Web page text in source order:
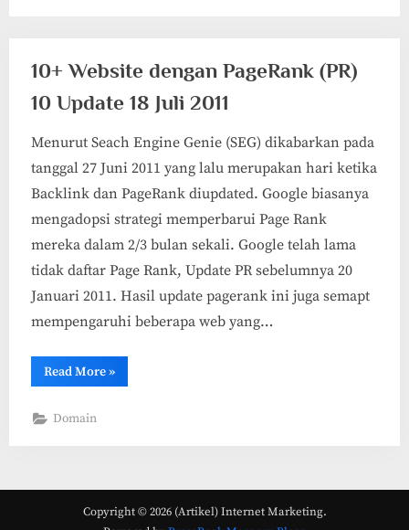
10+ Website dengan PageRank (PR)
10 Update 18 Juli 2011
Menurut Seach Engine Genie (SEG) dikabarkan pada
tanggal 27 Juni 2011 yang lalu merupakan hari ketika
Backlink dan PageRank diupdated. Google biasanya
mengadopsi strategi memperbarui Page Rank
mereka dalam 2/3 bulan sekali. Google telah lama
tidak daftar Page Rank, Update PR sebelumnya 20
Januari 2011. Hasil update pagerank ini juga semapt
mempengaruhi beberapa web yang…
Read More“10+
Website
»
Domain
Copyright © 2026 (Artikel) Internet Marketing.